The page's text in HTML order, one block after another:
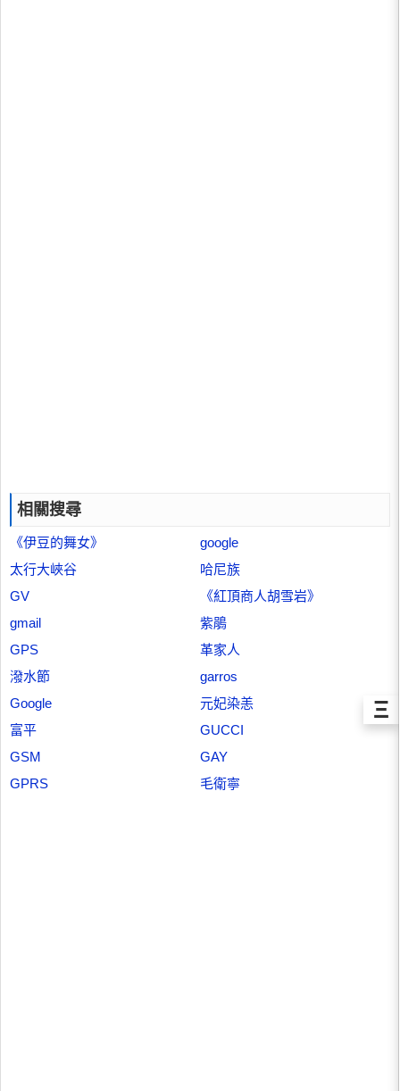
相關搜尋
《伊豆的舞女》
google
太行大峽谷
哈尼族
GV
《紅頂商人胡雪岩》
gmail
紫鵑
GPS
革家人
潑水節
garros
Google
元妃染恙
富平
GUCCI
GSM
GAY
GPRS
毛衛寧
Ξ